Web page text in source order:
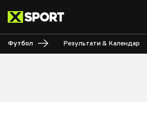
Футбол Результати & Календар